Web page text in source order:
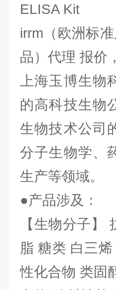
ELISA Kit
irrm（欧洲标
品）代理 报价
上海玉博生
的高科技生物
生物技术公司
分子生物学、
生产等领域。
●产品涉及：
【生物分子】
脂 糖类 白三
性化合物 类固